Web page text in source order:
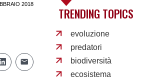
2018
TRENDING TOPICS
evoluzione
predatori
biodiversità
ecosistema